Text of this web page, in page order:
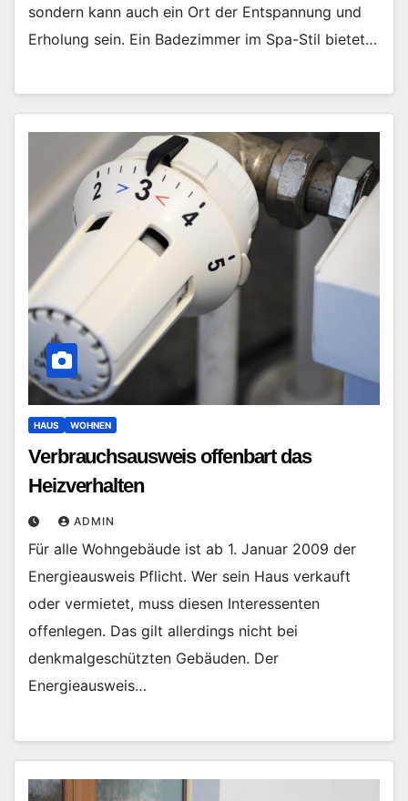
sondern kann auch ein Ort der Entspannung und
Erholung sein. Ein Badezimmer im Spa-Stil bietet…
HAUS WOHNEN
Verbrauchsausweis offenbart das
Heizverhalten
ADMIN
Für alle Wohngebäude ist ab 1. Januar 2009 der
Energieausweis Pflicht. Wer sein Haus verkauft
oder vermietet, muss diesen Interessenten
offenlegen. Das gilt allerdings nicht bei
denkmalgeschützten Gebäuden. Der
Energieausweis…